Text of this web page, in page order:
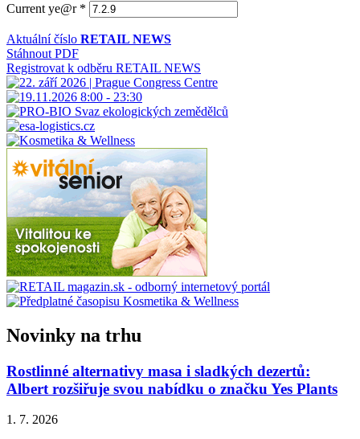
Current ye@r *
Aktuální číslo RETAIL NEWS
Stáhnout PDF
Registrovat k odběru RETAIL NEWS
Novinky na trhu
Rostlinné alternativy masa i sladkých dezertů:
Albert rozšiřuje svou nabídku o značku Yes Plants
1. 7. 2026